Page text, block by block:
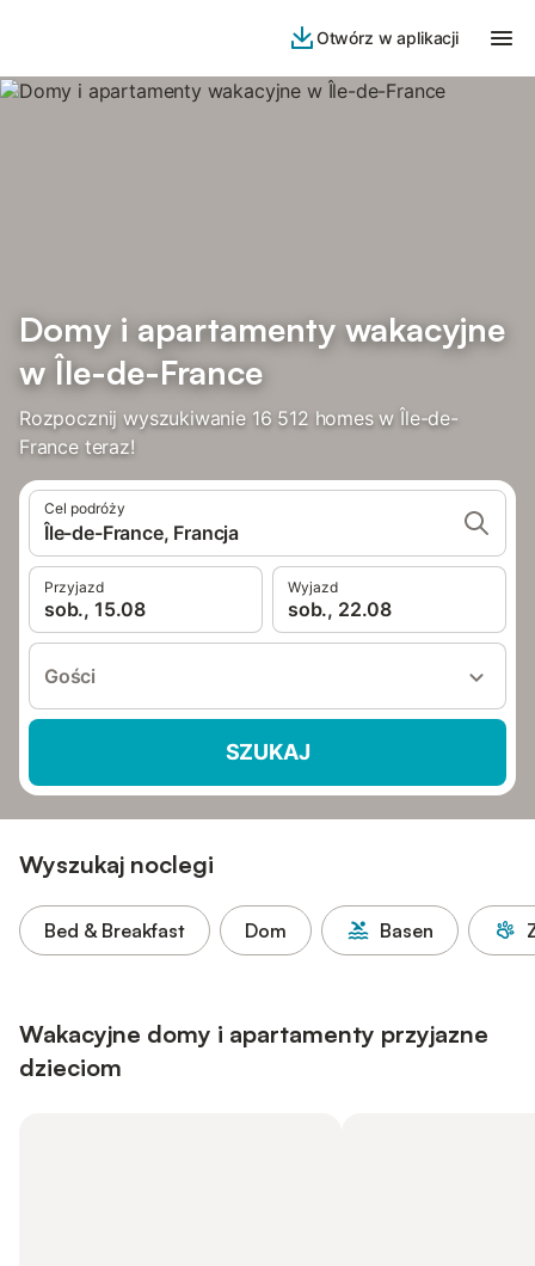
Otwórz w aplikacji
Domy i apartamenty wakacyjne
w Île-de-France
Rozpocznij wyszukiwanie 16 512 homes w Île-de-
France teraz!
Cel podróży
Île-de-France, Francja
Przyjazd
sob., 15.08
Wyjazd
sob., 22.08
Gości
SZUKAJ
Wyszukaj noclegi
Bed & Breakfast Dom Basen
Wakacyjne domy i apartamenty przyjazne
dzieciom